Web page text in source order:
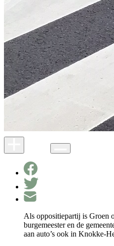
Als oppositiepartij is Groen
burgemeester en de
aan auto’s ook in Knokke-